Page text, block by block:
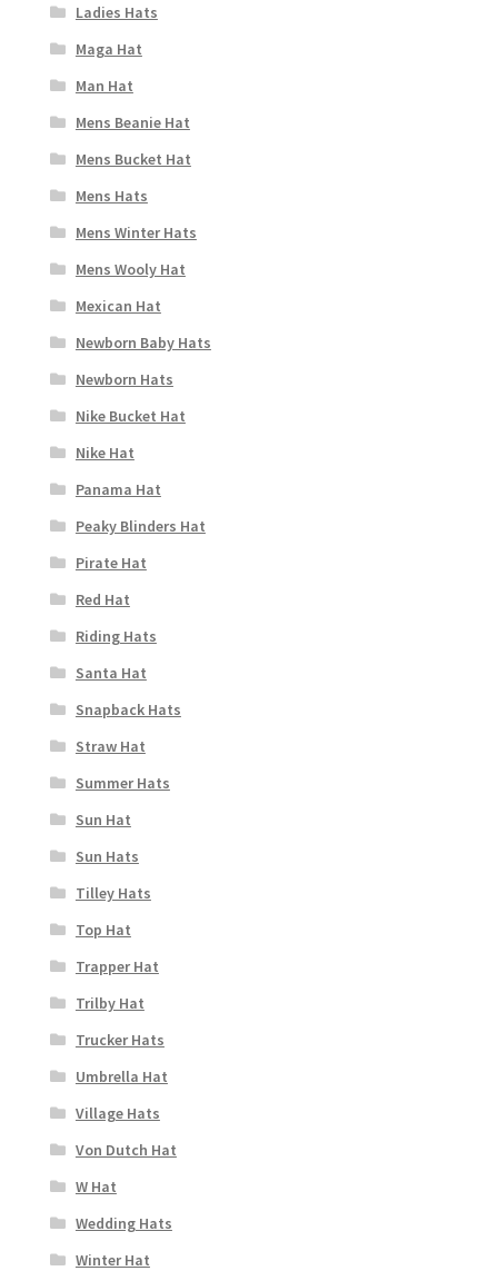
Ladies Hats
Maga Hat
Man Hat
Mens Beanie Hat
Mens Bucket Hat
Mens Hats
Mens Winter Hats
Mens Wooly Hat
Mexican Hat
Newborn Baby Hats
Newborn Hats
Nike Bucket Hat
Nike Hat
Panama Hat
Peaky Blinders Hat
Pirate Hat
Red Hat
Riding Hats
Santa Hat
Snapback Hats
Straw Hat
Summer Hats
Sun Hat
Sun Hats
Tilley Hats
Top Hat
Trapper Hat
Trilby Hat
Trucker Hats
Umbrella Hat
Village Hats
Von Dutch Hat
W Hat
Wedding Hats
Winter Hat